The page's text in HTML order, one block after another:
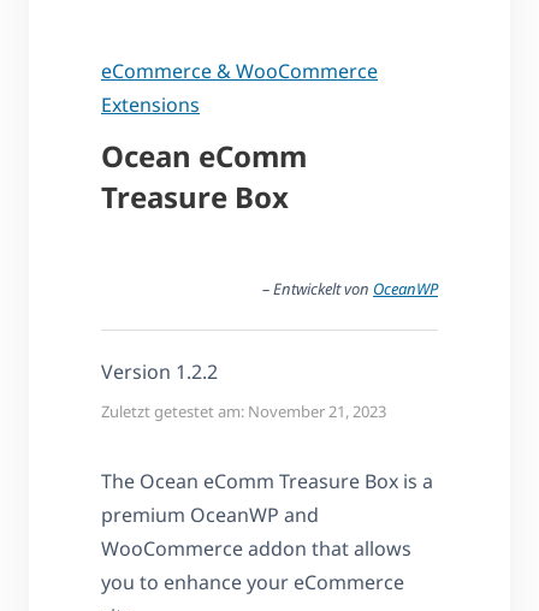
eCommerce & WooCommerce
Extensions
Ocean eComm
Treasure Box
– Entwickelt von OceanWP
Version 1.2.2
Zuletzt getestet am: November 21, 2023
The Ocean eComm Treasure Box is a
premium OceanWP and
WooCommerce addon that allows
you to enhance your eCommerce